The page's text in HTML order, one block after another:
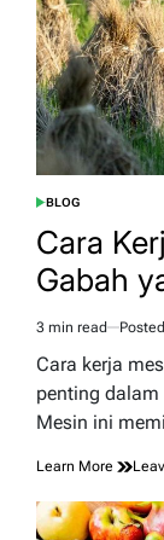
POSTED
BLOG
Cara
Gabah
Estimated
read
3 min read
Cara kerja
penting
Mesin ini
Learn More